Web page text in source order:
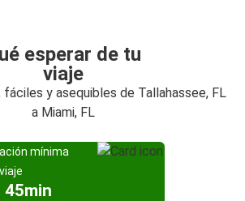
esperar de tu
viaje
fáciles y asequibles de Tallahassee, FL
a Miami, FL
mínima
45min